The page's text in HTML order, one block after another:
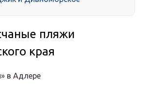
пляжи
края
в Адлере